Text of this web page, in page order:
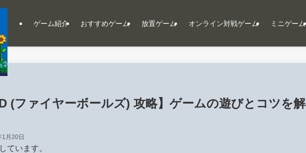
ゲーム紹介 おすすめゲーム 放置ゲーム オンライン対戦ゲーム ミニゲーム
(ファイヤーボールズ) 攻略】ゲームの遊びとコツを解
月20日
ています。